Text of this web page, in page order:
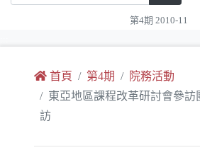
第4期 2010-11
首頁 第4期
院務活動
東亞地區課程改革研討會參訪
訪